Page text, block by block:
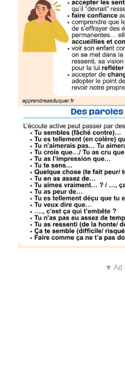
▼ Ad